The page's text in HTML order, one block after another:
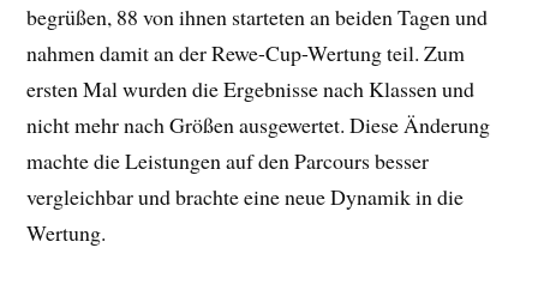
begrüßen, 88 von ihnen starteten an beiden Tagen und
nahmen damit an der Rewe-Cup-Wertung teil. Zum
ersten Mal wurden die Ergebnisse nach Klassen und
nicht mehr nach Größen ausgewertet. Diese Änderung
machte die Leistungen auf den Parcours besser
vergleichbar und brachte eine neue Dynamik in die
Wertung.